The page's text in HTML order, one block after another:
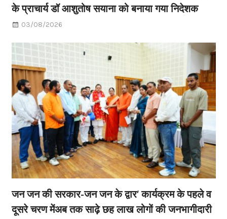
के प्राचार्य डॉ आशुतोष सयाना को बनाया गया निदेशक
03/08/2026
जन जन की सरकार-जन जन के द्वार’ कार्यक्रम के पहले व
दूसरे चरण मेंअब तक साढ़े छह लाख लोगों की जनभागीदारी